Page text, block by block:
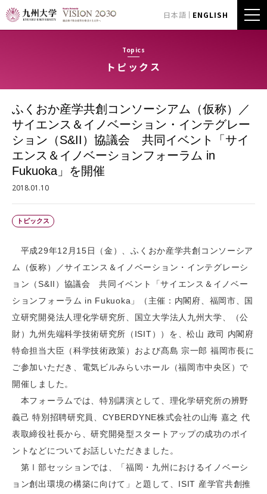
日本語 ENGLISH
Topics
トピックス
ふくおか産学共創コンソーシアム（仮称）／
サイエンス＆イノベーション・インテグレー
ション（S&II）協議会 共同イベント「サイ
エンス＆イノベーションフォーラム in
Fukuoka」を開催
2018.01.10
トピックス
平成29年12月15日（金）、ふくおか産学共創コンソーシア
ム（仮称）／サイエンス＆イノベーション・インテグレーシ
ョン（S&II）協議会 共同イベント「サイエンス＆イノベー
ションフォーラム in Fukuoka」（主催：内閣府、福岡市、国
立研究開発法人理化学研究所、国立大学法人九州大学、（公
財）九州先端科学技術研究所（ISIT））を、松山 政司 内閣府
特命担当大臣（科学技術政策）および髙島 宗一郎 福岡市長に
ご参加いただき、電気ビルみらいホール（福岡市中央区）で
開催しました。
本フォーラムでは、特別講演として、理化学研究所の辨野
義己 特別招聘研究員、CYBERDYNE株式会社の山海 嘉之 代
表取締役社長から、研究開発型スタートアップの成功のポイ
ントなどについてお話しいただきました。
第Ⅰ部セッションでは、「福岡・九州におけるイノベーシ
ョン創出環境の構築に向けて」と題して、ISIT 産学官共創推